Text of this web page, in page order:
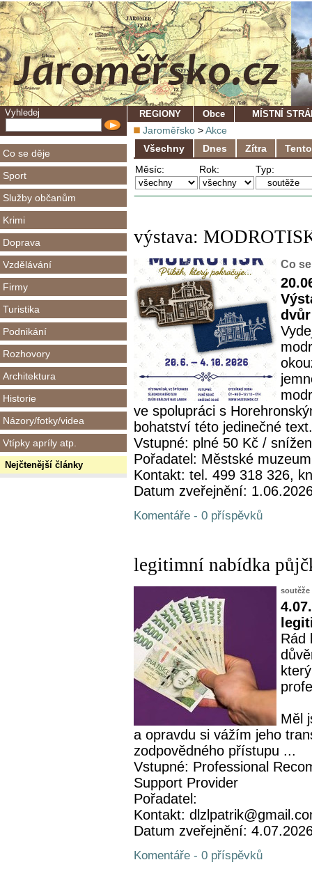
Vyhledej
Co se děje
Sport
Služby občanům
Krimi
Doprava
Vzdělávání
Firmy
Turistika
Podnikání
Rozhovory
Architektura
Historie
Názory/fotky/videa
Vtípky apríly atp.
Nejčtenější články
REGIONY Obce MÍSTNÍ
Jaroměřsko >Akce
Všechny
Dnes Zítra
Měsíc:
Rok: Typ:
výstava:
Co
dvůr
ve spolupráci s
bohatství této jedinečné
Vstupné: plné 50 Kč /
Pořadatel: Městské
Kontakt: tel. 499 318 326,
Datum zveřejnění:
Komentáře - 0 příspěvků
legitimní nabídka
soutěže
Rád
Měl
a opravdu si vážím jeho
zodpovědného přístupu ...
Vstupné: Professional
Support Provider
Pořadatel:
Kontakt:
Datum zveřejnění:
Komentáře - 0 příspěvků